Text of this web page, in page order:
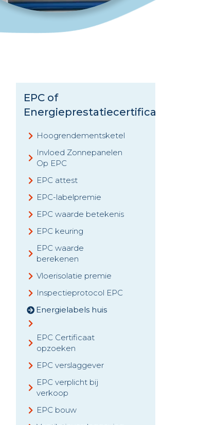
EPC of
Energieprestatiecertificaat
Hoogrendementsketel
Invloed Zonnepanelen
Op EPC
EPC attest
EPC-labelpremie
EPC waarde betekenis
EPC keuring
EPC waarde
berekenen
Vloerisolatie premie
Inspectieprotocol EPC
Energielabels huis
EPC Certificaat
opzoeken
EPC verslaggever
EPC verplicht bij
verkoop
EPC bouw